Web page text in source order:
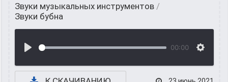
Звуки музыкальных инструментов /
Звуки бубна
00:00